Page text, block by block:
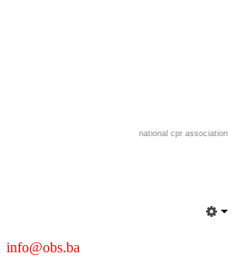
national cpr association
info@obs.ba